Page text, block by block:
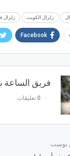
زلزال الكويت زلزال
Facebook
فريق
0 تعليقات
بوست